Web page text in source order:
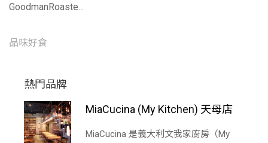
GoodmanRoaste...
品味好食
熱門品牌
MiaCucina (My Kitchen) 天母店
MiaCucina 是義大利文我家廚房（My